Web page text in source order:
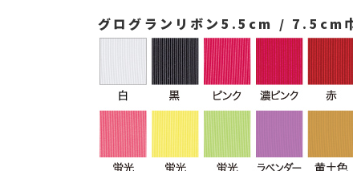
グログランリボン5.5cm / 7.5cm